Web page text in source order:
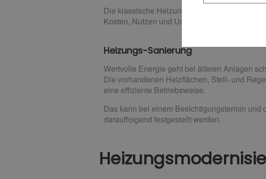
Die klassische Heizungsanlage (Öl oder
Kosten, Nutzen und Umweltverträglichkeit
Heizungs-Sanierung
Wertvolle Energie geht bei älteren Anlagen
Die vorhandenen Heizflächen, Stell- und
eine effiziente Betriebsweise.
Das kann bei einem Besichtigungstermin
darauffolgend festgestellt werden.